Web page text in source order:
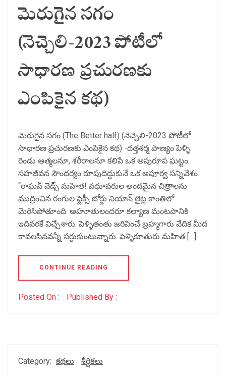
మెరుగైన సగం
(నెచ్చెలి-2023 పోటీలో
సాధారణ ప్రచురణకు
ఎంపికైన కథ)
మెరుగైన సగం (The Better half) (నెచ్చెలి-2023 పోటీలో
సాధారణ ప్రచురణకు ఎంపికైన కథ) -దత్తశర్మ పాణ్యం పెళ్ళి.
రెండు ఆత్మలనూ, శరీరాలనూ కలిపే ఒక అపురూప ఘట్టం.
సహజీవన సౌందర్యం రూపుదిద్దుకునే ఒక అపూర్వ సన్నివేశం.
‘‘రాఘవ్‌ వెడ్స్‌ మహిత! వధూవరుల అందమైన చిత్రాలను
ముద్రించిన రంగుల ఫ్లెక్సీ బోర్డు నియాన్‌ లైట్ల కాంతిలో
మెరిసిపోతూంది. ఆహూతులందరూ కల్యాణ మంటపానికి
ఇదివరకే విచ్చేశారు. పెళ్ళితంతు జరిపించే బ్రహ్మగారు వేదిక మీద
కావలసినవన్నీ సర్దుకుంటున్నారు. పెళ్ళికూతురు మహిత […]
CONTINUE READING
Posted On : Published By :
Category: కథలు శీర్షికలు